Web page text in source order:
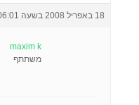
18 באפריל 2008 בשעה 06:01
maxim k
משתתף